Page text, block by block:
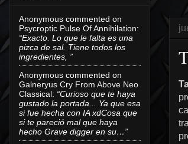
Anonymous commented on
Psycroptic Pulse Of Annihilation:
“Exacto. Lo que le falta es una
pizca de sal. Tiene todos los
ingredientes, ”
Anonymous commented on
Galneryus Cry From Above Neo
Classical: “Curioso que te haya
gustado la portada... Ya que esa
si fue hecha con IA xdCosa que
si te pareció mal que haya
hecho Grave digger en su…”